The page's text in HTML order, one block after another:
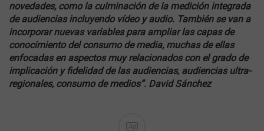
novedades, como la culminación de la medición integrada
de audiencias incluyendo vídeo y audio. También se van a
incorporar nuevas variables para ampliar las capas de
conocimiento del consumo de media, muchas de ellas
enfocadas en aspectos muy relacionados con el grado de
implicación y fidelidad de las audiencias, audiencias ultra-
regionales, consumo de medios”. David Sánchez
Ad